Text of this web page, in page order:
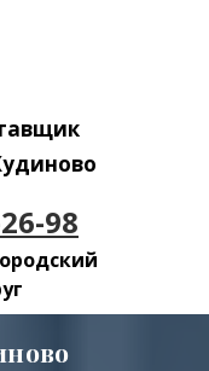
98